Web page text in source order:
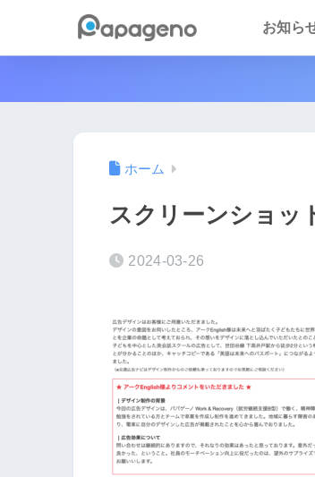
お知ら
ホーム
スクリーンショッ
2024-03-26